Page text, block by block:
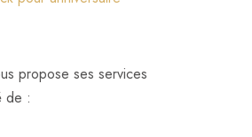
propose ses services
de :